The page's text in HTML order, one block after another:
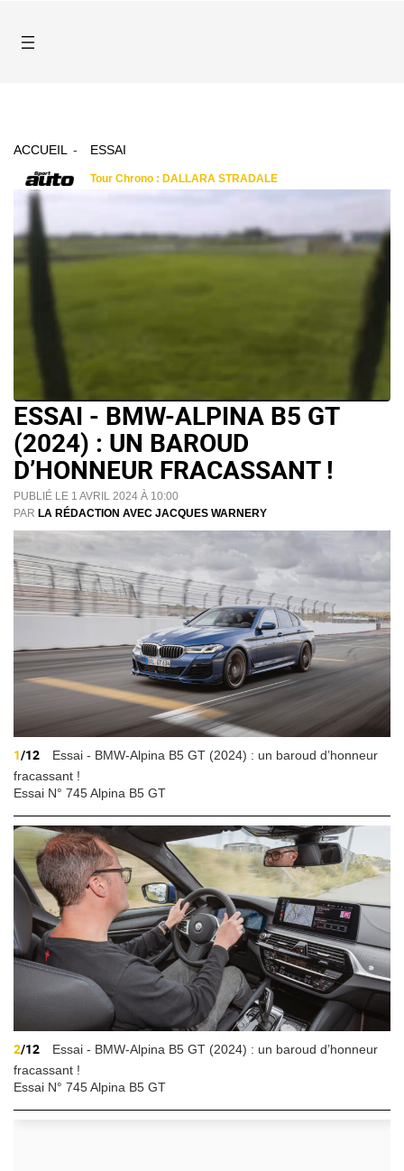
ACCUEIL ESSAI
ESSAI - BMW-ALPINA B5 GT
(2024) : UN BAROUD
D’HONNEUR FRACASSANT !
PUBLIÉ LE 1 AVRIL 2024 À 10:00
PAR LA RÉDACTION AVEC JACQUES WARNERY
1/12
Essai - BMW-Alpina B5 GT (2024) : un baroud d’honneur
fracassant !
Essai N° 745 Alpina B5 GT
2/12
Essai - BMW-Alpina B5 GT (2024) : un baroud d’honneur
fracassant !
Essai N° 745 Alpina B5 GT